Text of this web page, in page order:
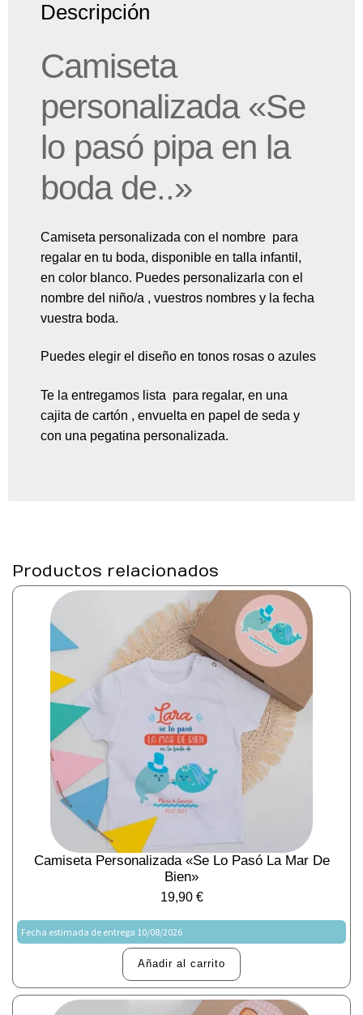
Descripción
Camiseta
personalizada «Se
lo pasó pipa en la
boda de..»
Camiseta personalizada con el nombre para
regalar en tu boda, disponible en talla infantil,
en color blanco. Puedes personalizarla con el
nombre del niño/a , vuestros nombres y la fecha
vuestra boda.
Puedes elegir el diseño en tonos rosas o azules
Te la entregamos lista para regalar, en una
cajita de cartón , envuelta en papel de seda y
con una pegatina personalizada.
Productos relacionados
Camiseta Personalizada «Se Lo Pasó La Mar De
Bien»
19,90 €
Fecha estimada de entrega 10/08/2026
Añadir al carrito